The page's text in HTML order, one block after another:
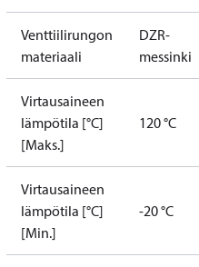
Venttiilirungon
materiaali
DZR-
messinki
Virtausaineen
lämpötila [°C]
[Maks.]
120 °C
Virtausaineen
lämpötila [°C]
[Min.]
-20 °C